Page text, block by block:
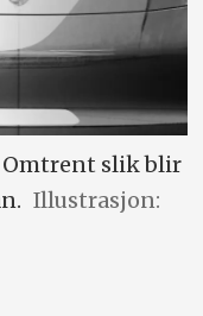
slik blir
Illustrasjon: